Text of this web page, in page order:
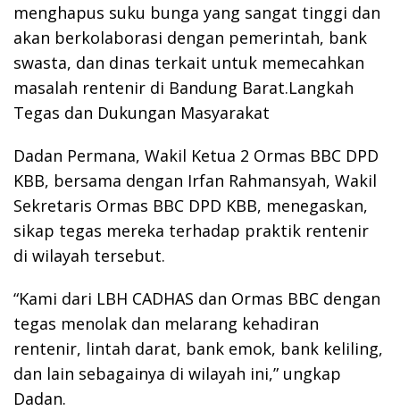
menghapus suku bunga yang sangat tinggi dan
akan berkolaborasi dengan pemerintah, bank
swasta, dan dinas terkait untuk memecahkan
masalah rentenir di Bandung Barat.Langkah
Tegas dan Dukungan Masyarakat
Dadan Permana, Wakil Ketua 2 Ormas BBC DPD
KBB, bersama dengan Irfan Rahmansyah, Wakil
Sekretaris Ormas BBC DPD KBB, menegaskan,
sikap tegas mereka terhadap praktik rentenir
di wilayah tersebut.
“Kami dari LBH CADHAS dan Ormas BBC dengan
tegas menolak dan melarang kehadiran
rentenir, lintah darat, bank emok, bank keliling,
dan lain sebagainya di wilayah ini,” ungkap
Dadan.